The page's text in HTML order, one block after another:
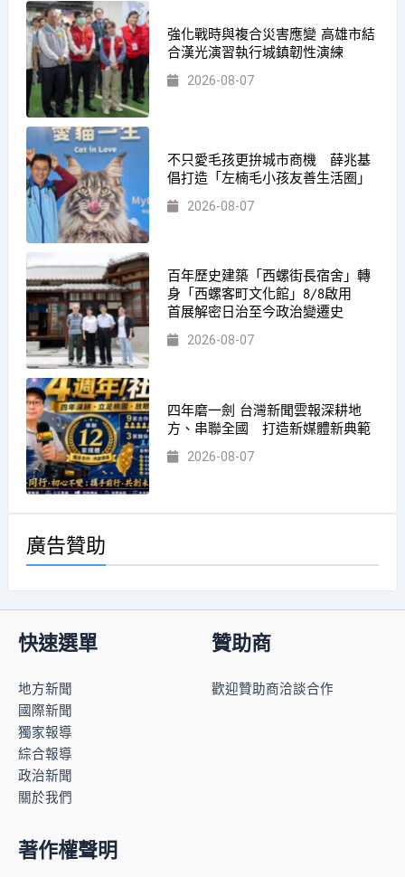
強化戰時與複合災害應變 高雄市結
合漢光演習執行城鎮韌性演練
2026-08-07
不只愛毛孩更拚城市商機 薛兆基
倡打造「左楠毛小孩友善生活圈」
2026-08-07
百年歷史建築「西螺街長宿舍」轉
身「西螺客町文化館」8/8啟用
首展解密日治至今政治變遷史
2026-08-07
四年磨一劍 台灣新聞雲報深耕地
方、串聯全國 打造新媒體新典範
2026-08-07
廣告贊助
快速選單
地方新聞
國際新聞
獨家報導
綜合報導
政治新聞
關於我們
贊助商
歡迎贊助商洽談合作
著作權聲明